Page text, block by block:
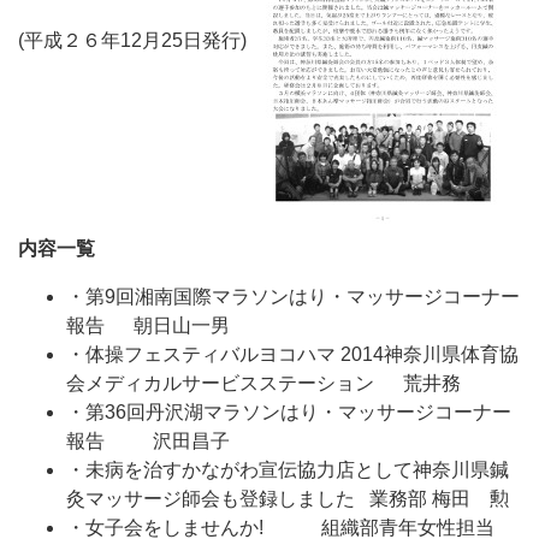
(平成２６年12月25日発行)
内容一覧
・第9回湘南国際マラソンはり・マッサージコーナー
報告 朝日山一男
・体操フェスティバルヨコハマ 2014神奈川県体育協
会メディカルサービスステーション 荒井務
・第36回丹沢湖マラソンはり・マッサージコーナー
報告 沢田昌子
・未病を治すかながわ宣伝協力店として神奈川県鍼
灸マッサージ師会も登録しました 業務部 梅田 勲
・女子会をしませんか! 組織部青年女性担当